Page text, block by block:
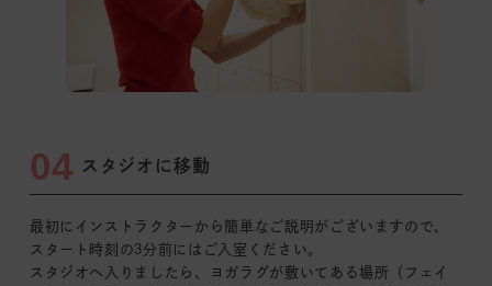
04 スタジオに移動
最初にインストラクターから簡単なご説明がございますので、
スタート時刻の3分前にはご入室ください。
スタジオへ入りましたら、ヨガラグが敷いてある場所 （フェイ